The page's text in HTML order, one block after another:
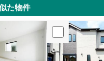
た物件